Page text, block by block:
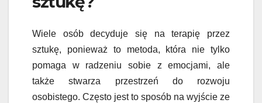
Wiele osób decyduje się na terapię przez
sztukę, ponieważ to metoda, która nie tylko
pomaga w radzeniu sobie z emocjami, ale
także stwarza przestrzeń do rozwoju
osobistego. Często jest to sposób na wyjście ze